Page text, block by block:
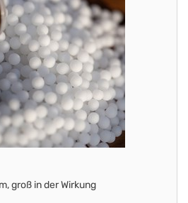
groß in der Wirkung